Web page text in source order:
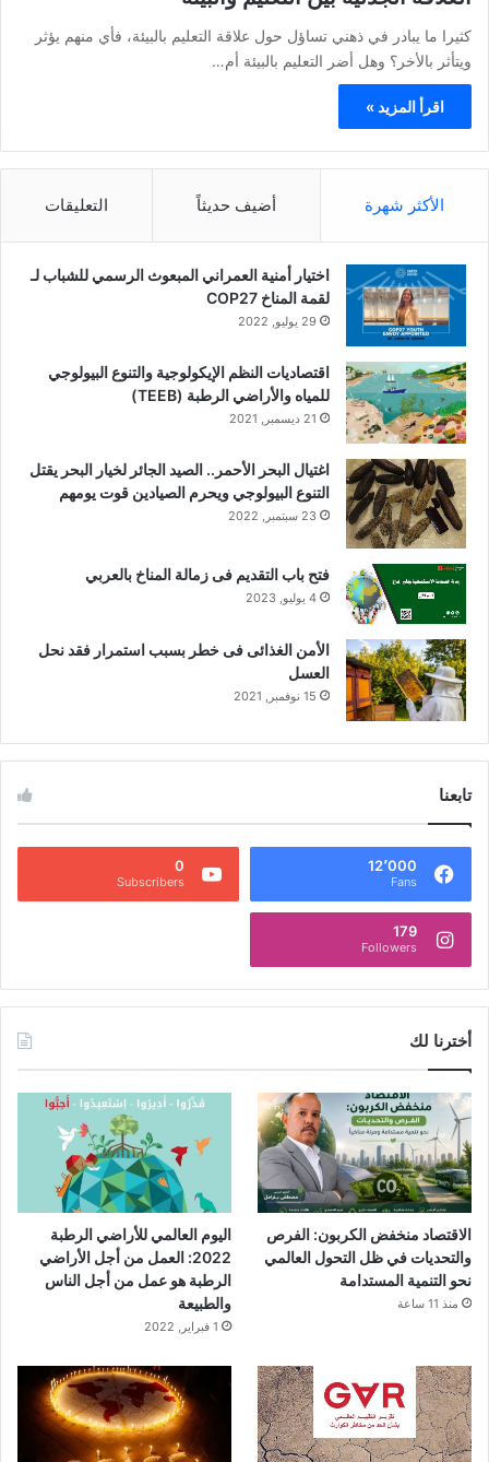
كثيرا ما يبادر في ذهني تساؤل حول علاقة التعليم بالبيئة، فأي منهم يؤثر
ويتأثر بالأخر؟ وهل أضر التعليم بالبيئة أم…
اقرأ المزيد »
الأكثر شهرة أضيف حديثاً التعليقات
اختيار أمنية العمراني المبعوث الرسمي للشباب لـ
لقمة المناخ COP27
29 يوليو, 2022
اقتصاديات النظم الإيكولوجية والتنوع البيولوجي
للمياه والأراضي الرطبة (TEEB)
21 ديسمبر, 2021
اغتيال البحر الأحمر.. الصيد الجائر لخيار البحر يقتل
التنوع البيولوجي ويحرم الصيادين قوت يومهم
23 سبتمبر, 2022
فتح باب التقديم فى زمالة المناخ بالعربي
4 يوليو, 2023
الأمن الغذائى فى خطر بسبب استمرار فقد نحل
العسل
15 نوفمبر, 2021
تابعنا
12٬000
Fans
0
Subscribers
179
Followers
أخترنا لك
الاقتصاد منخفض الكربون: الفرص
والتحديات في ظل التحول العالمي
نحو التنمية المستدامة
منذ 11 ساعة
اليوم العالمي للأراضي الرطبة
2022: العمل من أجل الأراضي
الرطبة هو عمل من أجل الناس
والطبيعة
1 فبراير, 2022